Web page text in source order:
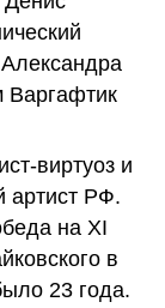
Варгафтик
виртуоз и
артист РФ.
на XI
в
23 года.